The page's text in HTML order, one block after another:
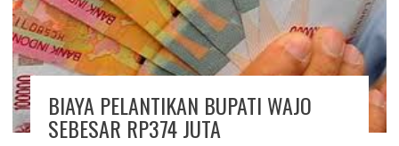
BIAYA PELANTIKAN BUPATI WAJO
SEBESAR RP374 JUTA